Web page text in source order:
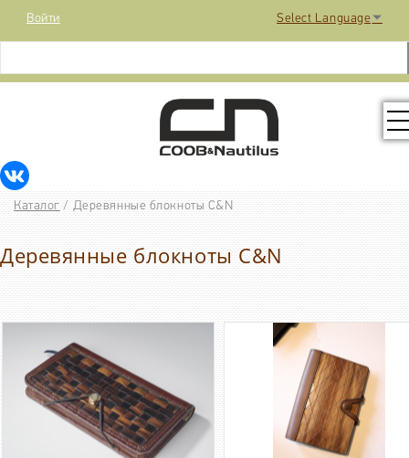
Select Language ▼
Войти
Каталог / Деревянные блокноты C&N
Деревянные блокноты C&N